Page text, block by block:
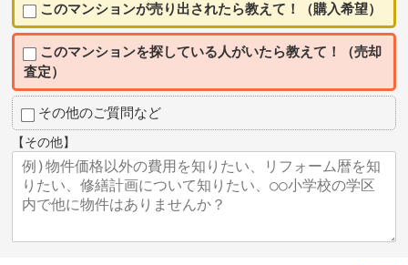
このマンションが売り出されたら教えて！（購入希望）
このマンションを探している人がいたら教えて！（売却
査定）
その他のご質問など
【その他】